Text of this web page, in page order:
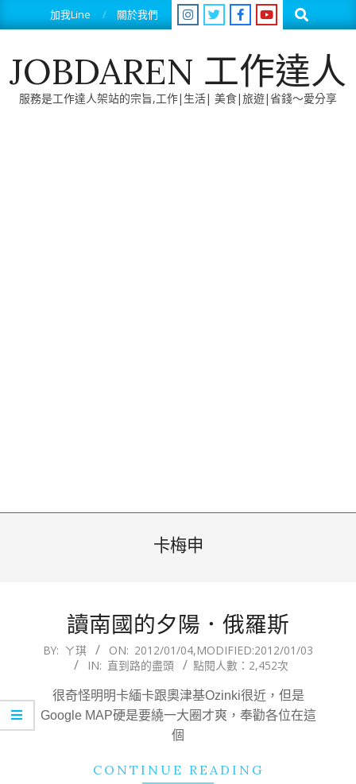
to
加我Line 關於我們 Search
JOBDAREN 工作達人
服務是工作達人架站的宗旨,工作|生活| 美食|旅遊|省錢～愛分享
卡梅申
讀南國的夕陽．俄羅斯
2012-
BY: ㄚ琪 ON: 2012/01/04,MODIFIED:2012/01/03
IN: 直到路的盡頭 點閱人數：2,452次
很奇怪明明卡緬卡跟奧津基Ozinki很近，但是
Google MAP硬是要繞一大圈才爽，奉勸各位在這
個
CONTINUE READING